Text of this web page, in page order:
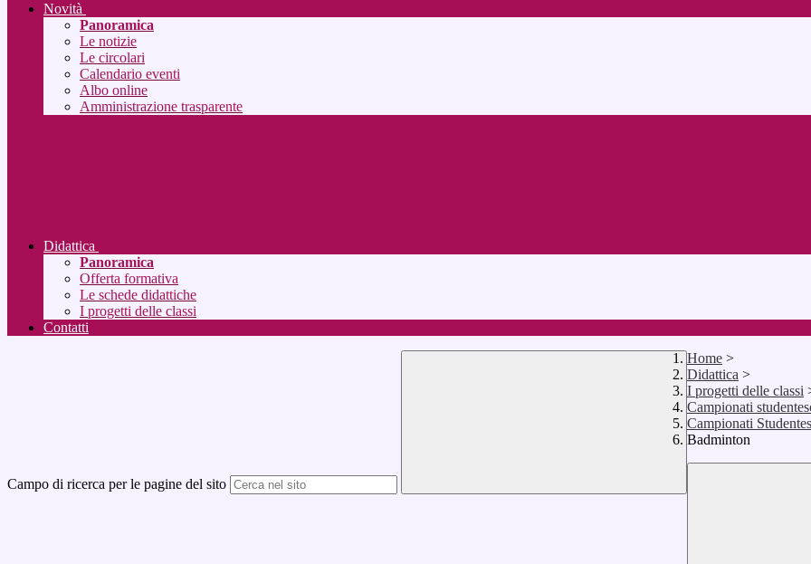
Novità
Panoramica
Le notizie
Le circolari
Calendario eventi
Albo online
Amministrazione trasparente
Didattica
Panoramica
Offerta formativa
Le schede didattiche
I progetti delle classi
Contatti
Campo di ricerca per le pagine del sito
Home >
Didattica >
I progetti delle classi
Campionati
Campionati
Badminton